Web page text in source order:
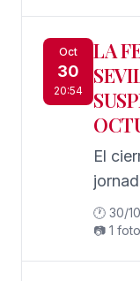
Oct
30
20:54
LA
El
🕐 30/
📷 1 foto